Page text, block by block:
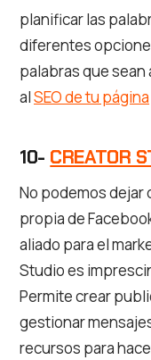
planificar las
diferentes
palabras que
alSEO de tu página
10- CREATOR
No podemos dejar
propia de
aliado para el
Studio es
Permite crear
gestionar
recursos para